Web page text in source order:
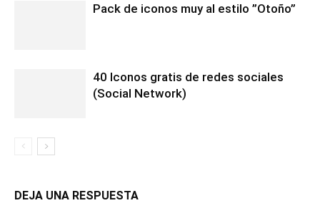
Pack de iconos muy al estilo ”Otoño”
40 Iconos gratis de redes sociales
(Social Network)
DEJA UNA RESPUESTA